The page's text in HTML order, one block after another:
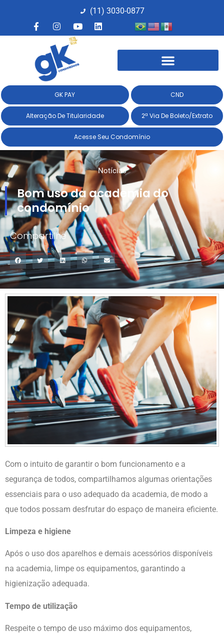
(11) 3030-0877​
GK PAY CND
Alteração De Titularidade 2ª Via De Boleto/Extrato
Acesse Seu Condomínio
Notícias
Bom uso da academia do
condomínio
Compartilhe
Com o intuito de garantir o bom funcionamento e a
segurança de todos, compartilhamos algumas orientações
essenciais para o uso adequado da academia, de modo a
que todos possam desfrutar do espaço de maneira eficiente.
Limpeza e higiene
Após o uso dos aparelhos e demais acessórios disponíveis
na academia, limpe os equipamentos, garantindo a
higienização adequada.
Tempo de utilização
Respeite o tempo de uso máximo dos equipamentos,